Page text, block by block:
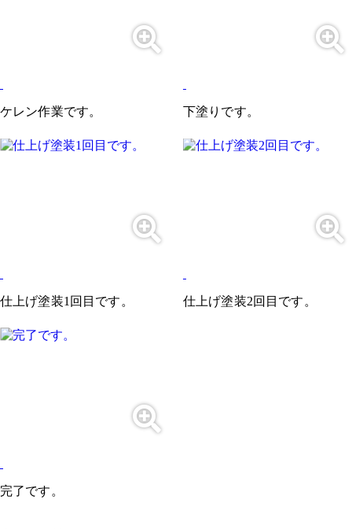
ケレン作業です。 下塗りです。
仕上げ塗装1回目です。 仕上げ塗装2回目です。
完了です。